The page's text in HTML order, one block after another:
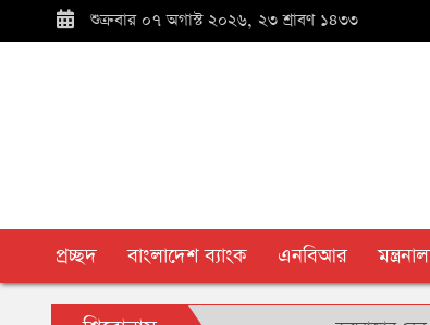
শুক্রবার ০৭ অগাস্ট ২০২৬, ২৩ শ্রাবণ ১৪৩৩
প্রচ্ছদ বাংলাদেশ ব্যাংক এনবিআর